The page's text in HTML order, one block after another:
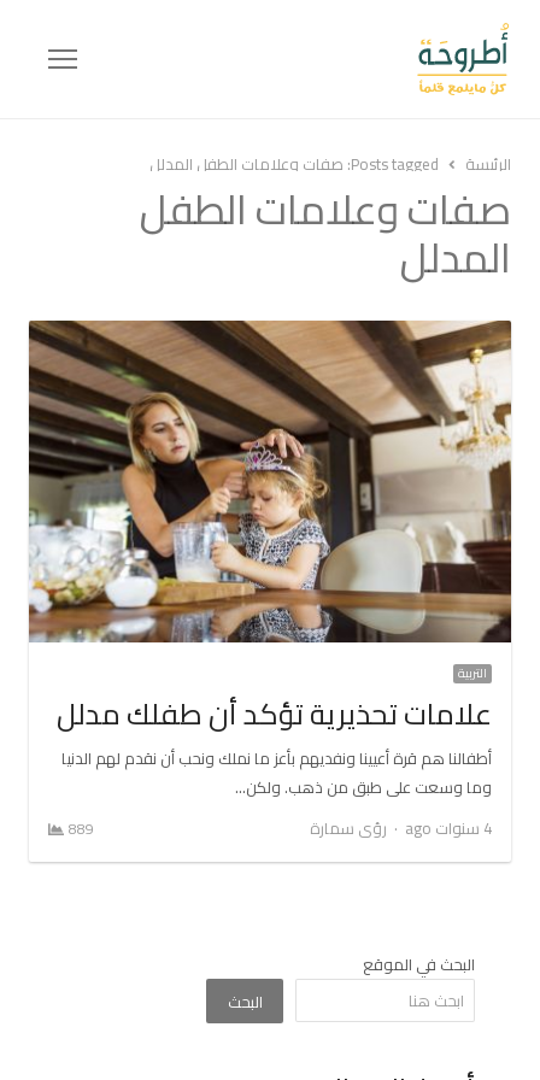
Menu
الرئيسة Posts tagged: صفات وعلامات الطفل المدلل
صفات وعلامات الطفل
المدلل
التربية
علامات تحذيرية تؤكد أن طفلك مدلل
أطفالنا هم قرة أعيينا ونفديهم بأعز ما نملك ونحب أن نقدم لهم الدنيا
وما وسعت على طبق من ذهب. ولكن…
4 سنوات ago
Author
رؤى سمارة 889
البحث في الموقع
البحث